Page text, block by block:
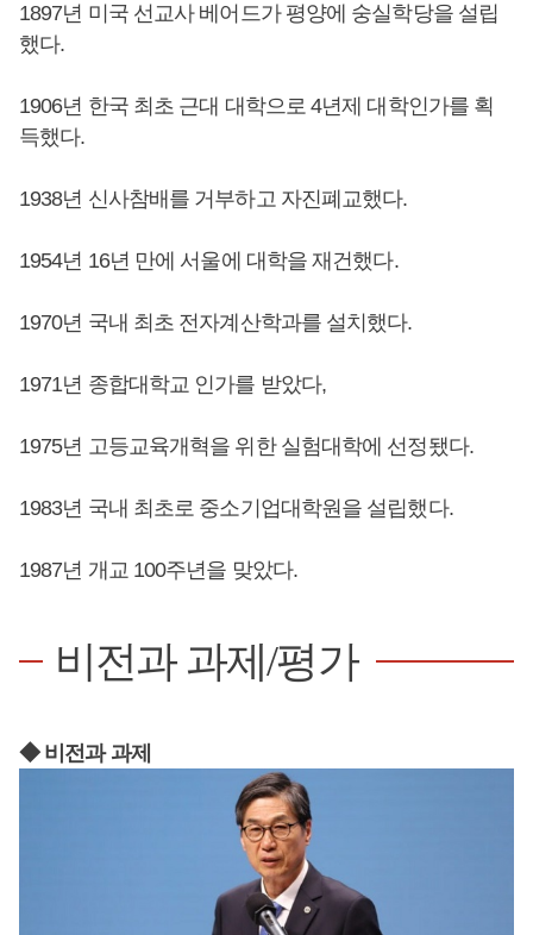
1897년 미국 선교사 베어드가 평양에 숭실학당을 설립
했다.
1906년 한국 최초 근대 대학으로 4년제 대학인가를 획
득했다.
1938년 신사참배를 거부하고 자진폐교했다.
1954년 16년 만에 서울에 대학을 재건했다.
1970년 국내 최초 전자계산학과를 설치했다.
1971년 종합대학교 인가를 받았다,
1975년 고등교육개혁을 위한 실험대학에 선정됐다.
1983년 국내 최초로 중소기업대학원을 설립했다.
1987년 개교 100주년을 맞았다.
비전과 과제/평가
◆ 비전과 과제